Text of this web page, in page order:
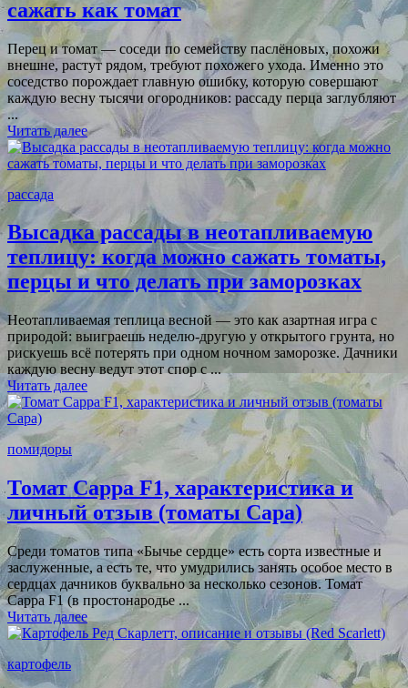
сажать как томат
Перец и томат — соседи по семейству паслёновых, похожи
внешне, растут рядом, требуют похожего ухода. Именно это
соседство порождает главную ошибку, которую совершают
каждую весну тысячи огородников: рассаду перца заглубляют
...
Читать далее
рассада
Высадка рассады в неотапливаемую
теплицу: когда можно сажать томаты,
перцы и что делать при заморозках
Неотапливаемая теплица весной — это как азартная игра с
природой: выиграешь неделю-другую у открытого грунта, но
рискуешь всё потерять при одном ночном заморозке. Дачники
каждую весну ведут этот спор с ...
Читать далее
помидоры
Томат Сарра F1, характеристика и
личный отзыв (томаты Сара)
Среди томатов типа «Бычье сердце» есть сорта известные и
заслуженные, а есть те, что умудрились занять особое место в
сердцах дачников буквально за несколько сезонов. Томат
Сарра F1 (в простонародье ...
Читать далее
картофель